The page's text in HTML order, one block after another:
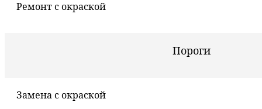
Ремонт с окраской
Пороги
Замена с окраской